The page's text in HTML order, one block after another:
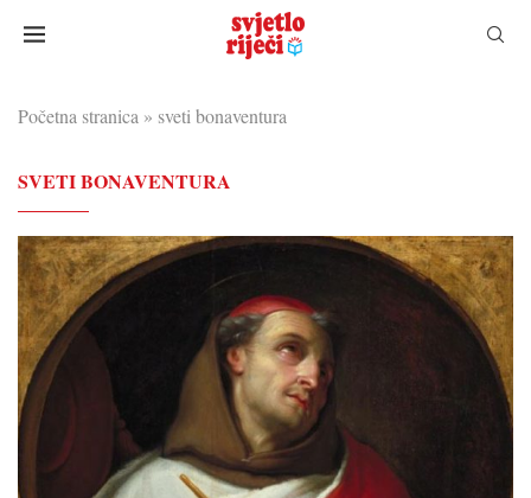
Početna stranica » sveti bonaventura
SVETI BONAVENTURA